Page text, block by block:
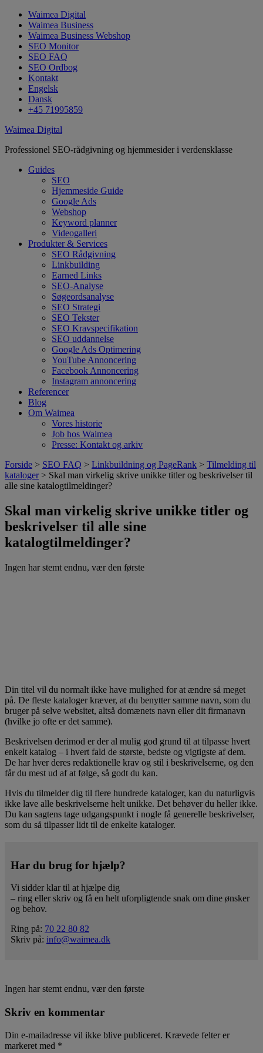
Waimea Digital
Waimea Business
Waimea Business Webshop
SEO Monitor
SEO FAQ
SEO Ordbog
Kontakt
Engelsk
Dansk
+45 71995859
Waimea Digital
Professionel SEO-rådgivning og hjemmesider i verdensklasse
Guides
SEO
Hjemmeside Guide
Google Ads
Webshop
Keyword planner
Videogalleri
Produkter & Services
SEO Rådgivning
Linkbuilding
Earned Links
SEO-Analyse
Søgeordsanalyse
SEO Strategi
SEO Tekster
SEO Kravspecifikation
SEO uddannelse
Google Ads Optimering
YouTube Annoncering
Facebook Annoncering
Instagram annoncering
Referencer
Blog
Om Waimea
Vores historie
Job hos Waimea
Presse: Kontakt og arkiv
Forside > SEO FAQ > Linkbuildning og PageRank > Tilmelding til
kataloger > Skal man virkelig skrive unikke titler og beskrivelser til
alle sine katalogtilmeldinger?
Skal man virkelig skrive unikke titler og
beskrivelser til alle sine
katalogtilmeldinger?
Ingen har stemt endnu, vær den første
Din titel vil du normalt ikke have mulighed for at ændre så meget
på. De fleste kataloger kræver, at du benytter samme navn, som du
bruger på selve websitet, altså domænets navn eller dit firmanavn
(hvilke jo ofte er det samme).
Beskrivelsen derimod er der al mulig god grund til at tilpasse hvert
enkelt katalog – i hvert fald de største, bedste og vigtigste af dem.
De har hver deres redaktionelle krav og stil i beskrivelserne, og den
får du mest ud af at følge, så godt du kan.
Hvis du tilmelder dig til flere hundrede kataloger, kan du naturligvis
ikke lave alle beskrivelserne helt unikke. Det behøver du heller ikke.
Du kan sagtens tage udgangspunkt i nogle få generelle beskrivelser,
som du så tilpasser lidt til de enkelte kataloger.
Har du brug for hjælp?
Vi sidder klar til at hjælpe dig
– ring eller skriv og få en helt uforpligtende snak om dine ønsker
og behov.
Ring på: 70 22 80 82
Skriv på: info@waimea.dk
Ingen har stemt endnu, vær den første
Skriv en kommentar
Din e-mailadresse vil ikke blive publiceret. Krævede felter er
markeret med *